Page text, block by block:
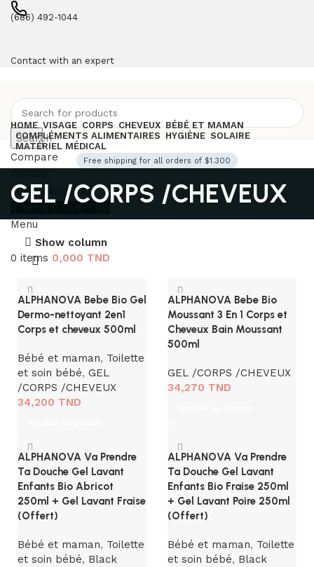
(686) 492-1044
Contact with an expert
Search
Compare
Login / Register
0,000
Menu
0 items 0,000 TND
HOME VISAGE CORPS CHEVEUX BÉBÉ ET MAMAN
COMPLÉMENTS ALIMENTAIRES HYGIÈNE SOLAIRE
MATÉRIEL MÉDICAL
Free shipping for all orders of $1.300
GEL /CORPS /CHEVEUX
Show column
ALPHANOVA Bebe Bio Gel
Dermo-nettoyant 2en1
Corps et cheveux 500ml
Bébé et maman, Toilette
et soin bébé, GEL
/CORPS /CHEVEUX
34,200 TND
ALPHANOVA Bebe Bio
Moussant 3 En 1 Corps et
Cheveux Bain Moussant
500ml
GEL /CORPS /CHEVEUX
34,270 TND
ALPHANOVA Va Prendre
Ta Douche Gel Lavant
Enfants Bio Abricot
250ml + Gel Lavant Fraise
(Offert)
Bébé et maman, Toilette
et soin bébé, Black
ALPHANOVA Va Prendre
Ta Douche Gel Lavant
Enfants Bio Fraise 250ml
+ Gel Lavant Poire 250ml
(Offert)
Bébé et maman, Toilette
et soin bébé, Black